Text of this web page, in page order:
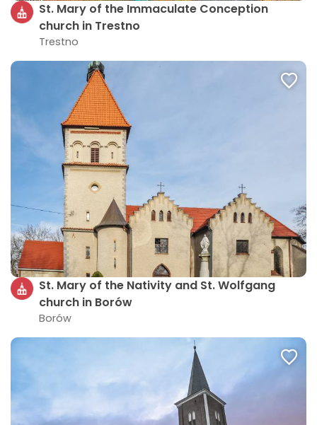
St. Mary of the Immaculate Conception
church in Trestno
Trestno
St. Mary of the Nativity and St. Wolfgang
church in Borów
Borów